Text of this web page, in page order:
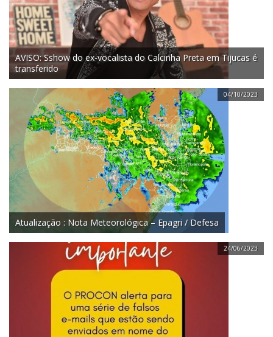
AVISO: Sshow do ex-vocalista do Calcinha Preta em Tijucas é
transferido
04/10/2023
Atualização : Nota Meteorológica – Epagri / Defesa
24/06/2023